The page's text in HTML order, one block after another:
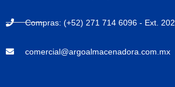
Compras: (+52) 271 714 6096 - Ext. 202
comercial@argoalmacenadora.com.mx